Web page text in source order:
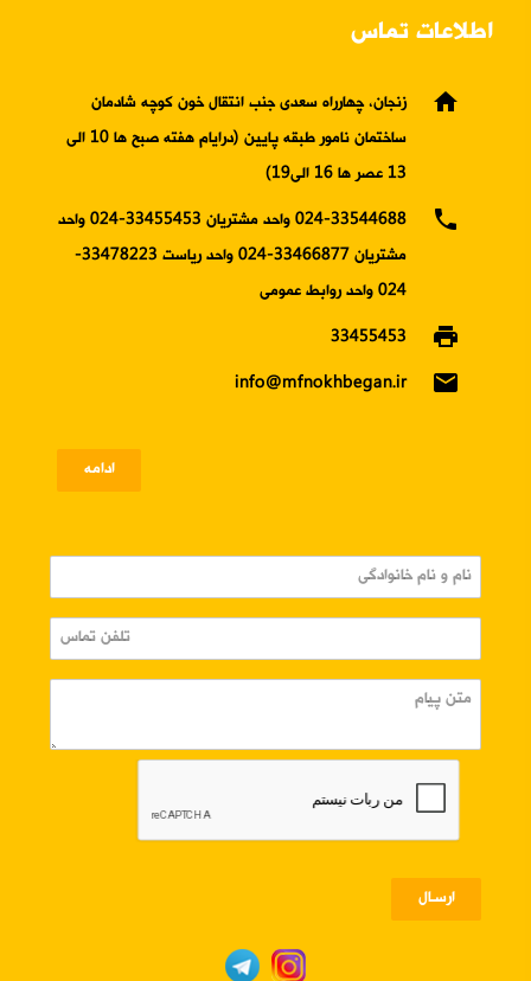
اطلاعات تماس
home
زنجان، چهارراه سعدی جنب انتقال خون کوچه شادمان
ساختمان نامور طبقه پایین (درایام هفته صبح ها 10 الی
13 عصر ها 16 الی19)
phone
024-33544688 واحد مشتریان 33455453-024 واحد
مشتریان 33466877-024 واحد ریاست 33478223-
024 واحد روابط عمومی
print
33455453
email
info@mfnokhbegan.ir
ادامه
ارسـال